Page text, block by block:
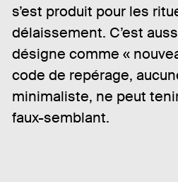
s’est produit pour les
délaissement. C’est
désigne comme «
code de repérage,
minimaliste, ne peut
faux-semblant.